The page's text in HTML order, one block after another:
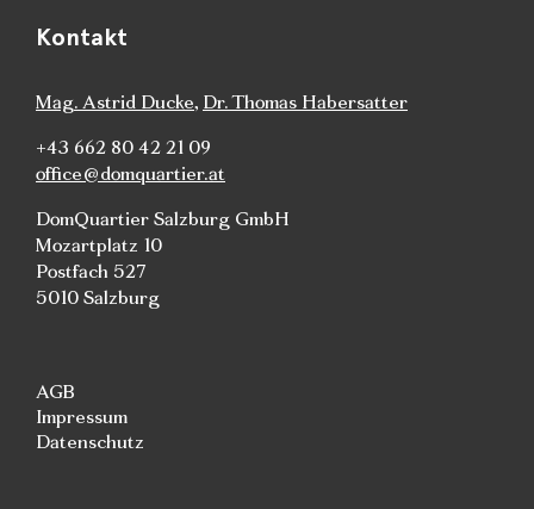
Kontakt
Mag. Astrid Ducke, Dr. Thomas Habersatter
+43 662 80 42 21 09
office@domquartier.at
DomQuartier Salzburg GmbH
Mozartplatz 10
Postfach 527
5010 Salzburg
AGB
Impressum
Datenschutz